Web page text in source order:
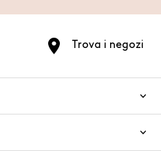
Trova i negozi